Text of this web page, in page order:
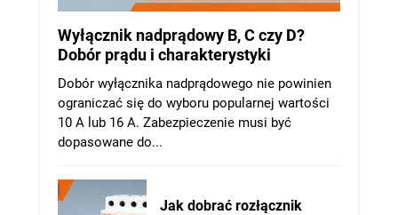
Wyłącznik nadprądowy B, C czy D?
Dobór prądu i charakterystyki
Dobór wyłącznika nadprądowego nie powinien
ograniczać się do wyboru popularnej wartości
10 A lub 16 A. Zabezpieczenie musi być
dopasowane do...
Jak dobrać rozłącznik